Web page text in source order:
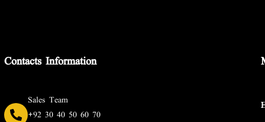
Contacts Information
Sales Team
+92 30 40 50 60 70